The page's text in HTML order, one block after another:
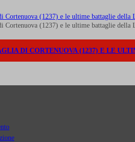
DI CORTENUOVA (1237) E LE